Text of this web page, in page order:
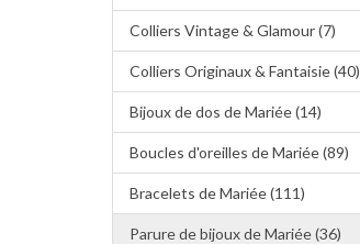
Colliers Vintage & Glamour (7)
Colliers Originaux & Fantaisie (40)
Bijoux de dos de Mariée (14)
Boucles d'oreilles de Mariée (89)
Bracelets de Mariée (111)
Parure de bijoux de Mariée (36)